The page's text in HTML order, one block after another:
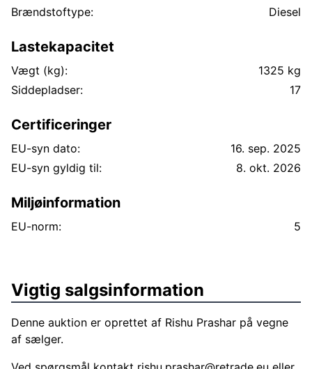
Brændstoftype:
Diesel
Lastekapacitet
Vægt (kg):
1325 kg
Siddepladser:
17
Certificeringer
EU-syn dato:
16. sep. 2025
EU-syn gyldig til:
8. okt. 2026
Miljøinformation
EU-norm: 5
Vigtig salgsinformation
Denne auktion er oprettet af Rishu Prashar på vegne
af sælger.